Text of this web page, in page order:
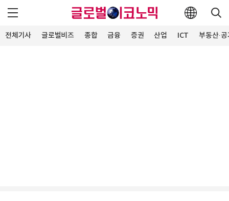
전체기사 글로벌비즈 종합 금융 증권 산업 ICT 부동산·